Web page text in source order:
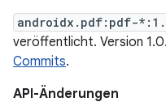
androidx.pdf:pdf-
veröffentlicht. Version
Commits.
API-Änderungen